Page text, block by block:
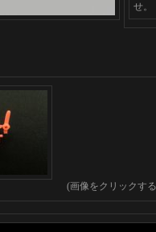
せ。
(画像をクリックす